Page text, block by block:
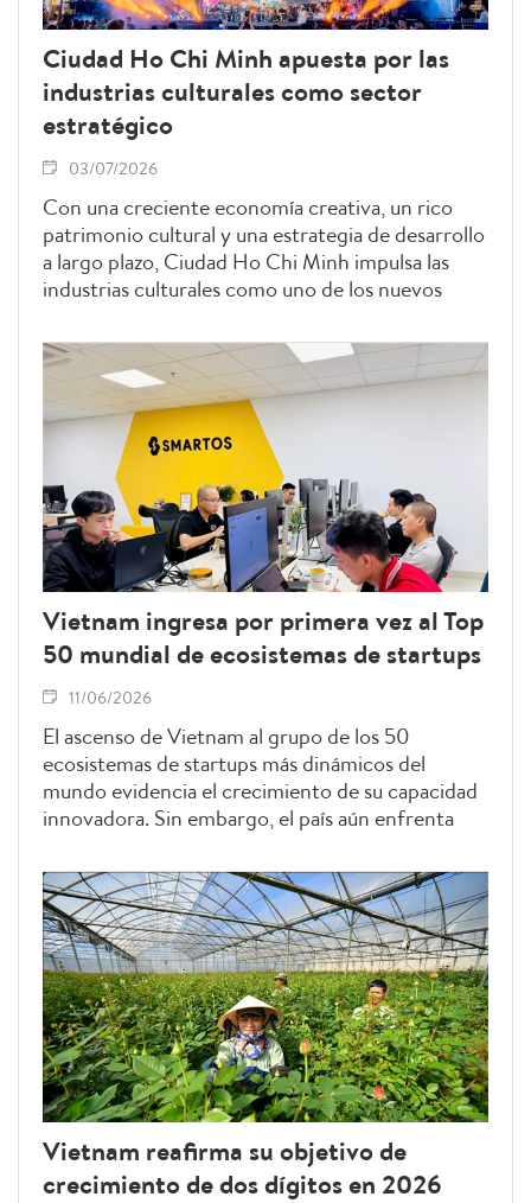
Ciudad Ho Chi Minh apuesta por las
industrias culturales como sector
estratégico
03/07/2026
Con una creciente economía creativa, un rico
patrimonio cultural y una estrategia de desarrollo
a largo plazo, Ciudad Ho Chi Minh impulsa las
industrias culturales como uno de los nuevos
creatividad, innovación y proyección
internacional.
Vietnam ingresa por primera vez al Top
50 mundial de ecosistemas de startups
11/06/2026
El ascenso de Vietnam al grupo de los 50
ecosistemas de startups más dinámicos del
mundo evidencia el crecimiento de su capacidad
innovadora. Sin embargo, el país aún enfrenta
comercialización tecnológica y desarrollo de un
entorno favorable para el surgimiento de
empresas tecnológicas de alcance global.
Vietnam reafirma su objetivo de
crecimiento de dos dígitos en 2026